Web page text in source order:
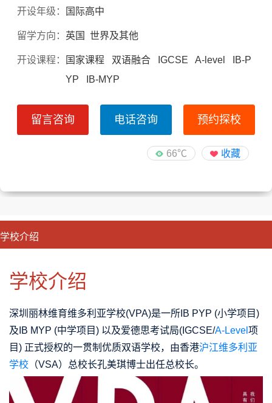
开设年级： 国际高中
留学方向： 英国 世界及其他
开设课程：
国家课程 双语融合 IGCSE A-level IB-P
YP IB-MYP
留言咨询 电话咨询 预约探校
66℃ 收藏
学校介绍
学校介绍
深圳丽林维育维多利亚学校(VPA)是一所IB PYP (小学项目)
及IB MYP (中学项目) 以及爱德思考试局(IGCSE/A-Level 项
目) 正式授权的一贯制优质双语学校，由香港沪江维多利亚
学校 （VSA）总校长孔美琪博士出任总校长。